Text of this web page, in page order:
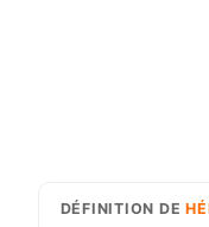
DÉFINITION DE